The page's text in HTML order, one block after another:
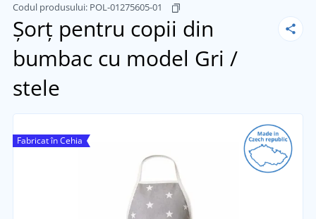
Codul produsului: POL-01275605-01
Șorț pentru copii din
bumbac cu model Gri /
stele
Fabricat în Cehia